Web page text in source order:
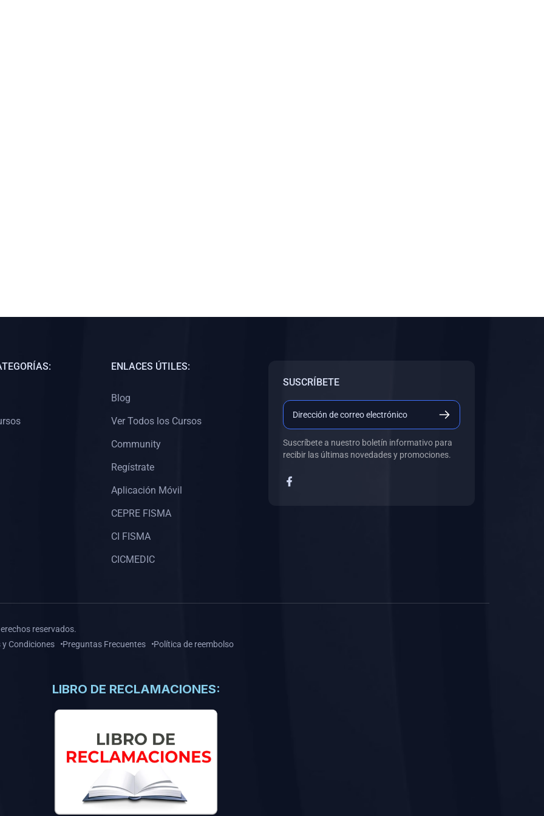
ENLACES ÚTILES:
Blog
Ver Todos los Cursos
Community
Regístrate
Aplicación Móvil
CEPRE FISMA
CI FISMA
CICMEDIC
SUSCRÍBETE
Suscríbete a nuestro boletín informativo para
recibir las últimas novedades y promociones.
reservados.
y Condiciones
Preguntas Frecuentes Política de reembolso
LIBRO DE RECLAMACIONES: